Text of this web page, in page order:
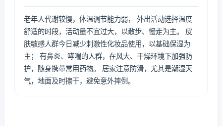
老年人代谢较慢，体温调节能力弱， 外出活动选择温度
舒适的时段，活动量不宜过大，以散步、慢走为主。 皮
肤敏感人群今日减少刺激性化妆品使用，以基础保湿为
主； 有鼻炎、哮喘的人群，在风大、干燥环境下加强防
护，随身携带常用药物。 居家注意防滑，尤其是潮湿天
气，地面及时擦干，避免意外摔倒。